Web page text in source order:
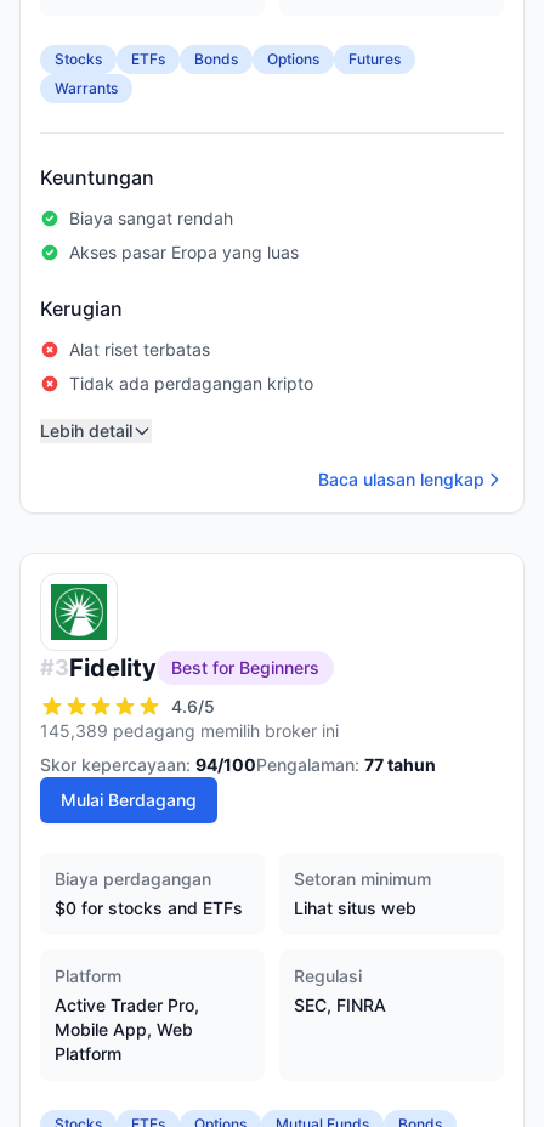
Stocks ETFs Bonds Options
Futures
Warrants
Keuntungan
Biaya sangat rendah
Akses pasar Eropa yang luas
Kerugian
Alat riset terbatas
Tidak ada perdagangan kripto
Lebih detail
Baca ulasan lengkap
#3Fidelity
Best for Beginners
4.6/5
145,389 pedagang memilih broker ini
Skor kepercayaan: 94/100Pengalaman: 77tahun
Mulai Berdagang
Biaya perdagangan
$0 for stocks and ETFs
Setoran minimum
Lihat situs web
Platform
Active Trader Pro,
Mobile App, Web
Platform
Regulasi
SEC, FINRA